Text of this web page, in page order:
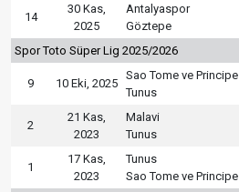
14
30 Kas,
2025
Antalyaspor
Göztepe
Spor Toto Süper Lig 2025/2026
9 10 Eki, 2025
Sao Tome ve Principe
Tunus
2
21 Kas,
2023
Malavi
Tunus
1
17 Kas,
2023
Tunus
Sao Tome ve Principe